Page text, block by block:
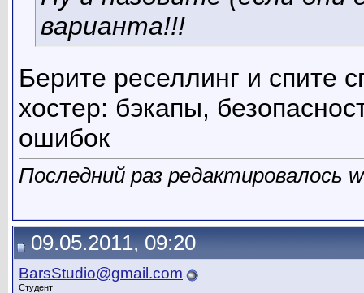
варианта!!!
Берите реселлинг и спите
хостер: бэкапы,
ошибок
Последний раз редактировалось
09.05.2011, 09:20
BarsStudio@gmail.com
Студент